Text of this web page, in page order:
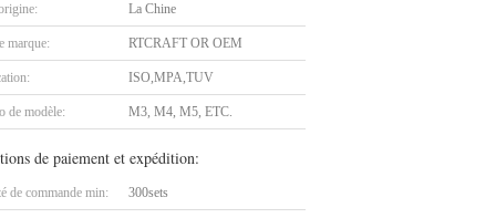
La Chine
marque: RTCRAFT OR OEM
ISO,MPA,TUV
de modèle: M3, M4, M5, ETC.
de paiement et expédition:
de commande min: 300sets